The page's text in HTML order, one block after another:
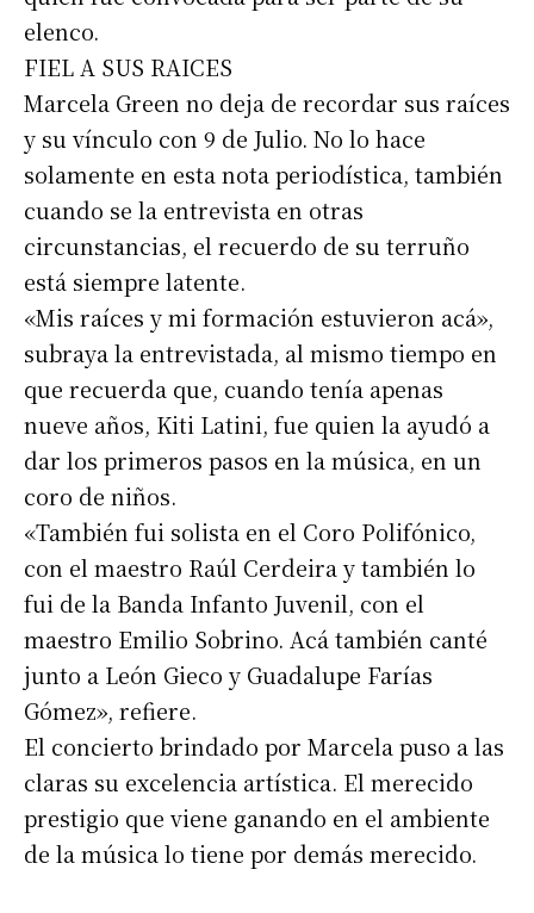
Suscribirme gratis
Dirección de correo electrónico
Apellidos
Número de teléfono
elenco.
FIEL A SUS RAICES
Marcela Green no deja de recordar sus raíces
y su vínculo con 9 de Julio. No lo hace
solamente en esta nota periodística, también
cuando se la entrevista en otras
circunstancias, el recuerdo de su terruño
está siempre latente.
«Mis raíces y mi formación estuvieron acá»,
subraya la entrevistada, al mismo tiempo en
que recuerda que, cuando tenía apenas
nueve años, Kiti Latini, fue quien la ayudó a
dar los primeros pasos en la música, en un
coro de niños.
«También fui solista en el Coro Polifónico,
con el maestro Raúl Cerdeira y también lo
fui de la Banda Infanto Juvenil, con el
maestro Emilio Sobrino. Acá también canté
junto a León Gieco y Guadalupe Farías
Gómez», refiere.
El concierto brindado por Marcela puso a las
claras su excelencia artística. El merecido
prestigio que viene ganando en el ambiente
de la música lo tiene por demás merecido.